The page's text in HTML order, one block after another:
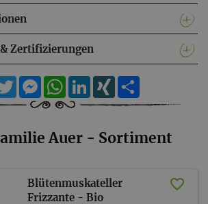
Zertifizierungen
TwitterMessengerWhatsApp
LinkedIn
XING
Auer - Sortiment
Blütenmuskateller
Frizzante - Bio